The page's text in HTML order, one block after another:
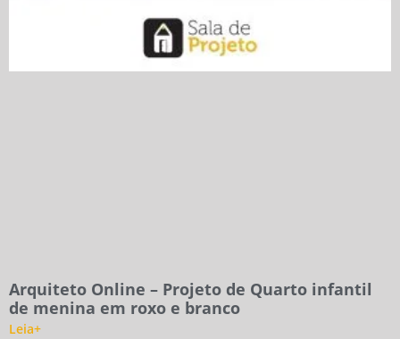
Arquiteto Online – Projeto de Quarto infantil
de menina em roxo e branco
Leia+